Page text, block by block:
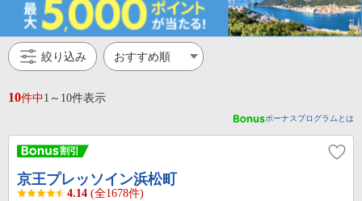
絞り込み
10件中1～10件表示
ボーナスプログラムとは
京王プレッソイン浜松町
4.14 (全1678件)